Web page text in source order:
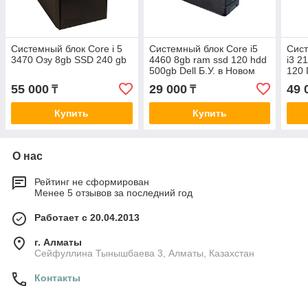
Системный блок Core i 5
3470 Озу 8gb SSD 240 gb
55 000 ₸
Купить
Системный блок Core i5
4460 8gb ram ssd 120 hdd
500gb Dell Б.У. в Новом
29 000₸
Купить
i3
120
49
О нас
Рейтинг не сформирован
Менее 5 отзывов за последний год
Работает с 20.04.2013
г. Алматы
Сейфуллина Тынышбаева 3, Алматы, Казахстан
Контакты